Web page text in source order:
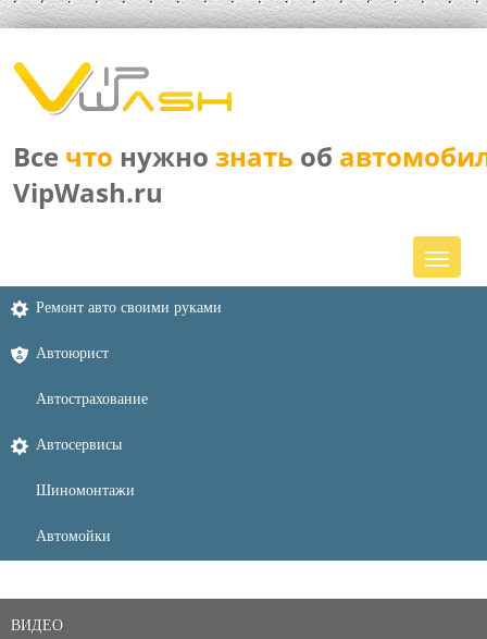
Все что нужно знать об
VipWash.ru
Ремонт авто своими руками
Автоюрист
Автострахование
Автосервисы
Шиномонтажи
Автомойки
ВИДЕО